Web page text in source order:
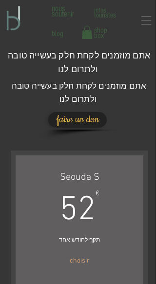
nous
soutenir infos
touristes
blog shop
box
ולתרום לנו
ולתרום לנו
faire un don
Seouda S
€
52
תקף לחודש אחד
choisir